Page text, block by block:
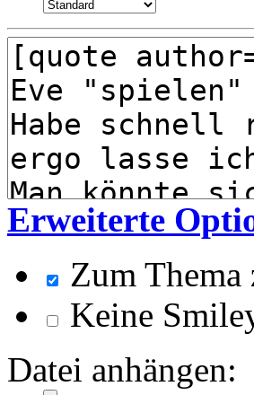
Erweiterte
Zum Thema
Keine
Datei anhängen: